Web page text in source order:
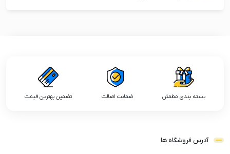
بسته بندی مطمئن ضمانت اصالت تضمین بهترین قیمت
آدرس فروشگاه ها